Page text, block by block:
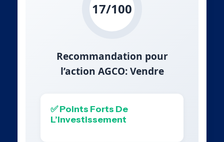
17/100
Recommandation pour
l’action AGCO: Vendre
✅ Points Forts De
L’Investissement